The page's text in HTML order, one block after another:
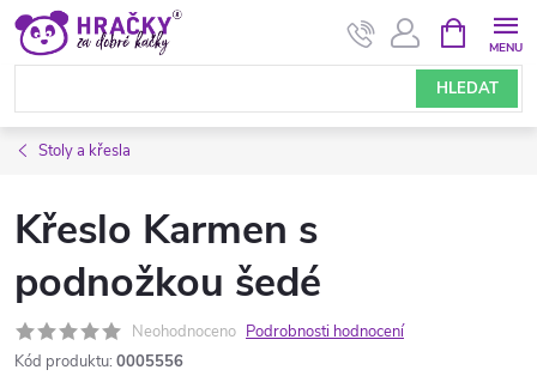
Přejít
obsah
HLEDAT
NÁKUPNÍ
KOŠÍK
Stoly a křesla
Křeslo Karmen s
podnožkou šedé
Neohodnoceno Podrobnosti hodnocení
Kód produktu: 0005556